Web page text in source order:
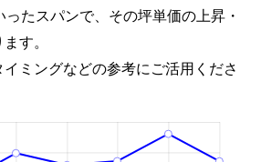
たスパンで、その坪単価の上昇・
す。
ミングなどの参考にご活用くださ